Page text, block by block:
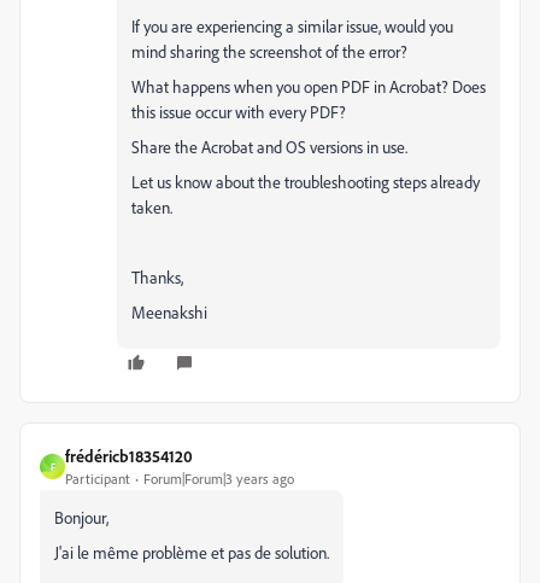
If you are experiencing a similar issue, would you
mind sharing the screenshot of the error?
What happens when you open PDF in Acrobat? Does
this issue occur with every PDF?
Share the Acrobat and OS versions in use.
Let us know about the troubleshooting steps already
taken.
Thanks,
Meenakshi
F
frédéricb18354120
Participant Forum|Forum|3 years ago
Bonjour,
J'ai le même problème et pas de solution.